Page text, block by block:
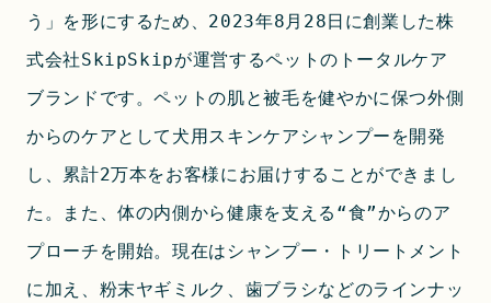
う」を形にするため、2023年8月28日に創業した株
式会社SkipSkipが運営するペットのトータルケア
ブランドです。ペットの肌と被毛を健やかに保つ外側
からのケアとして犬用スキンケアシャンプーを開発
し、累計2万本をお客様にお届けすることができまし
た。また、体の内側から健康を支える“食”からのア
プローチを開始。現在はシャンプー・トリートメント
に加え、粉末ヤギミルク、歯ブラシなどのラインナッ